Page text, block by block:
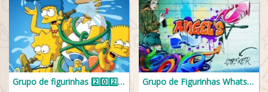
Grupo de figurinhas 2️⃣0️⃣2️⃣3️⃣ Grupo de Figurinhas WhatsApp